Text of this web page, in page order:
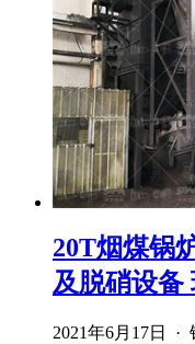
20T烟煤锅
及脱硝设备
2021年6月17日 ·